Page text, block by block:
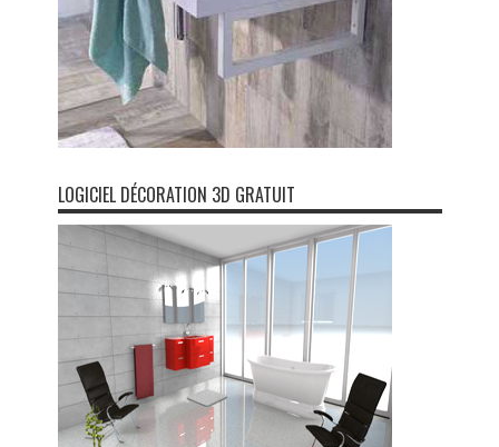
LOGICIEL DÉCORATION 3D GRATUIT